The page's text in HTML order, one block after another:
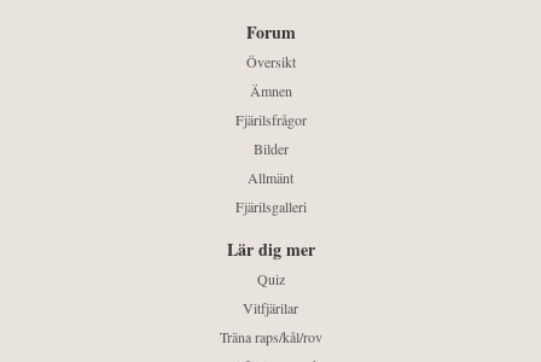
Forum
Översikt
Ämnen
Fjärilsfrågor
Bilder
Allmänt
Fjärilsgalleri
Lär dig mer
Quiz
Vitfjärilar
Träna raps/kål/rov